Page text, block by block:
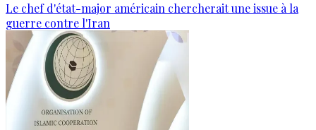
Le chef d'état-major américain chercherait une issue à la
guerre contre l'Iran